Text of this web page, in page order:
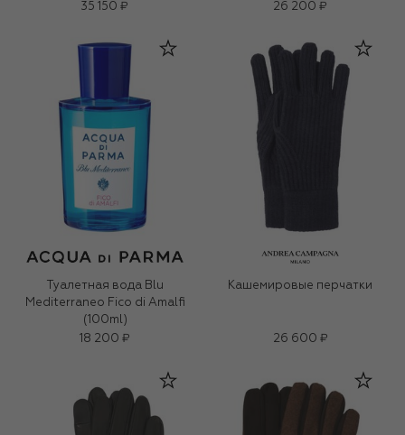
35 150 ₽
26 200 ₽
Туалетная вода Blu
Mediterraneo Fico di Amalfi
(100ml)
18 200 ₽
Кашемировые перчатки
26 600 ₽